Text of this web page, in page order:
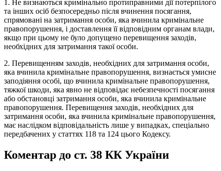
1. Не визнаються кримінально протиправними дії потерпілого
та інших осіб безпосередньо після вчинення посягання,
спрямовані на затримання особи, яка вчинила кримінальне
правопорушення, і доставлення її відповідним органам влади,
якщо при цьому не було допущено перевищення заходів,
необхідних для затримання такої особи.
2. Перевищенням заходів, необхідних для затримання особи,
яка вчинила кримінальне правопорушення, визнається умисне
заподіяння особі, що вчинила кримінальне правопорушення,
тяжкої шкоди, яка явно не відповідає небезпечності посягання
або обстановці затримання особи, яка вчинила кримінальне
правопорушення. Перевищення заходів, необхідних для
затримання особи, яка вчинила кримінальне правопорушення,
має наслідком відповідальність лише у випадках, спеціально
передбачених у статтях 118 та 124 цього Кодексу.
Коментар до ст. 38 КК України